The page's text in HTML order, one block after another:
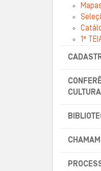
1ª
CULTURA